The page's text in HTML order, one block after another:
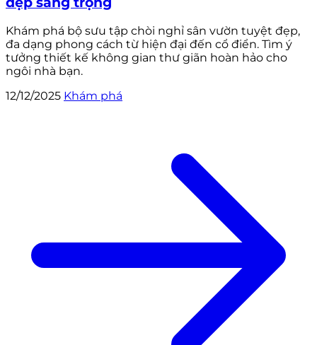
Khám phá bộ sưu tập chòi nghỉ sân vườn tuyệt đẹp,
đa dạng phong cách từ hiện đại đến cổ điển. Tìm ý
tưởng thiết kế không gian thư giãn hoàn hảo cho
ngôi nhà bạn.
12/12/2025 Khám phá